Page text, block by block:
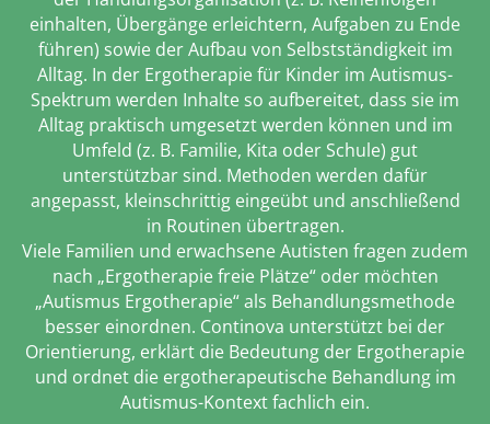
einhalten, Übergänge erleichtern, Aufgaben zu Ende
führen) sowie der Aufbau von Selbstständigkeit im
Alltag. In der Ergotherapie für Kinder im Autismus-
Spektrum werden Inhalte so aufbereitet, dass sie im
Alltag praktisch umgesetzt werden können und im
Umfeld (z. B. Familie, Kita oder Schule) gut
unterstützbar sind. Methoden werden dafür
angepasst, kleinschrittig eingeübt und anschließend
in Routinen übertragen.
Viele Familien und erwachsene Autisten fragen zudem
nach „Ergotherapie freie Plätze“ oder möchten
„Autismus Ergotherapie“ als Behandlungsmethode
besser einordnen. Continova unterstützt bei der
Orientierung, erklärt die Bedeutung der Ergotherapie
und ordnet die ergotherapeutische Behandlung im
Autismus-Kontext fachlich ein.